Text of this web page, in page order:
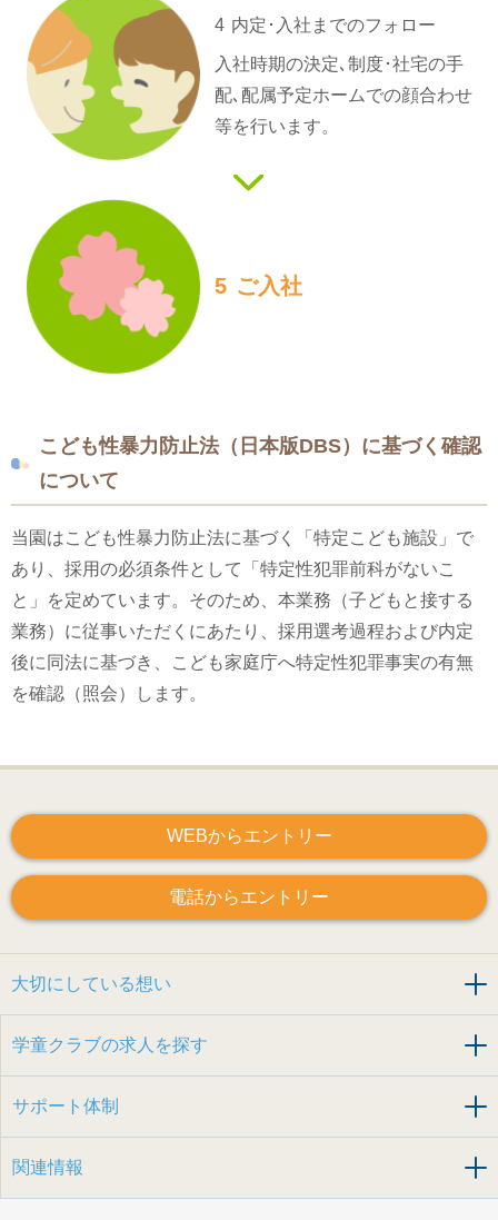
4 内定･入社までのフォロー
入社時期の決定､制度･社宅の手
配､配属予定ホームでの顔合わせ
等を行います。
5 ご入社
こども性暴力防止法（日本版DBS）に基づく確認
について
当園はこども性暴力防止法に基づく「特定こども施設」で
あり、採用の必須条件として「特定性犯罪前科がないこ
と」を定めています。そのため、本業務（子どもと接する
業務）に従事いただくにあたり、採用選考過程および内定
後に同法に基づき、こども家庭庁へ特定性犯罪事実の有無
を確認（照会）します。
WEBからエントリー
電話からエントリー
大切にしている想い
学童クラブの求人を探す
サポート体制
関連情報